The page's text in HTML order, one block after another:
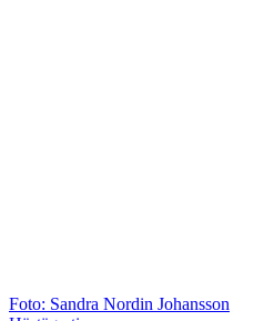
Foto: Sandra Nordin Johansson